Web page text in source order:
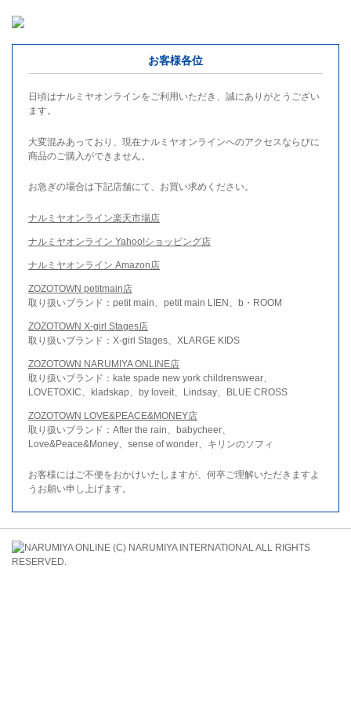
お客様各位
日頃はナルミヤオンラインをご利用いただき、誠にありがとうござい
ます。
大変混みあっており、現在ナルミヤオンラインへのアクセスならびに
商品のご購入ができません。
お急ぎの場合は下記店舗にて、お買い求めください。
ナルミヤオンライン楽天市場店
ナルミヤオンライン Yahoo!ショッピング店
ナルミヤオンライン Amazon店
ZOZOTOWN petitmain店
取り扱いブランド：petit main、petit main LIEN、b・ROOM
ZOZOTOWN X-girl Stages店
取り扱いブランド：X-girl Stages、XLARGE KIDS
ZOZOTOWN NARUMIYA ONLINE店
取り扱いブランド：kate spade new york childrenswear、
LOVETOXIC、kladskap、by loveit、Lindsay、BLUE CROSS
ZOZOTOWN LOVE&PEACE&MONEY店
取り扱いブランド：After the rain、babycheer、
Love&Peace&Money、sense of wonder、キリンのソフィ
お客様にはご不便をおかけいたしますが、何卒ご理解いただきますよ
うお願い申し上げます。